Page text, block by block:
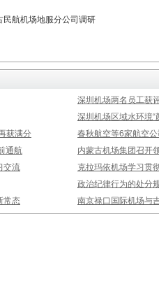
民航机场地服分公司调研
深圳机场两名员工获
深圳机场区域水环境“
获满分
春秋航空等6家航空
通航
内蒙古机场集团召开
交流
克拉玛依机场学习贯
政治纪律行为的处分
常态
南京禄口国际机场与